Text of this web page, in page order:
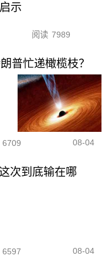
示
阅读 7989
普忙递橄榄枝？
6709 08-04
次到底输在哪
6597 08-04